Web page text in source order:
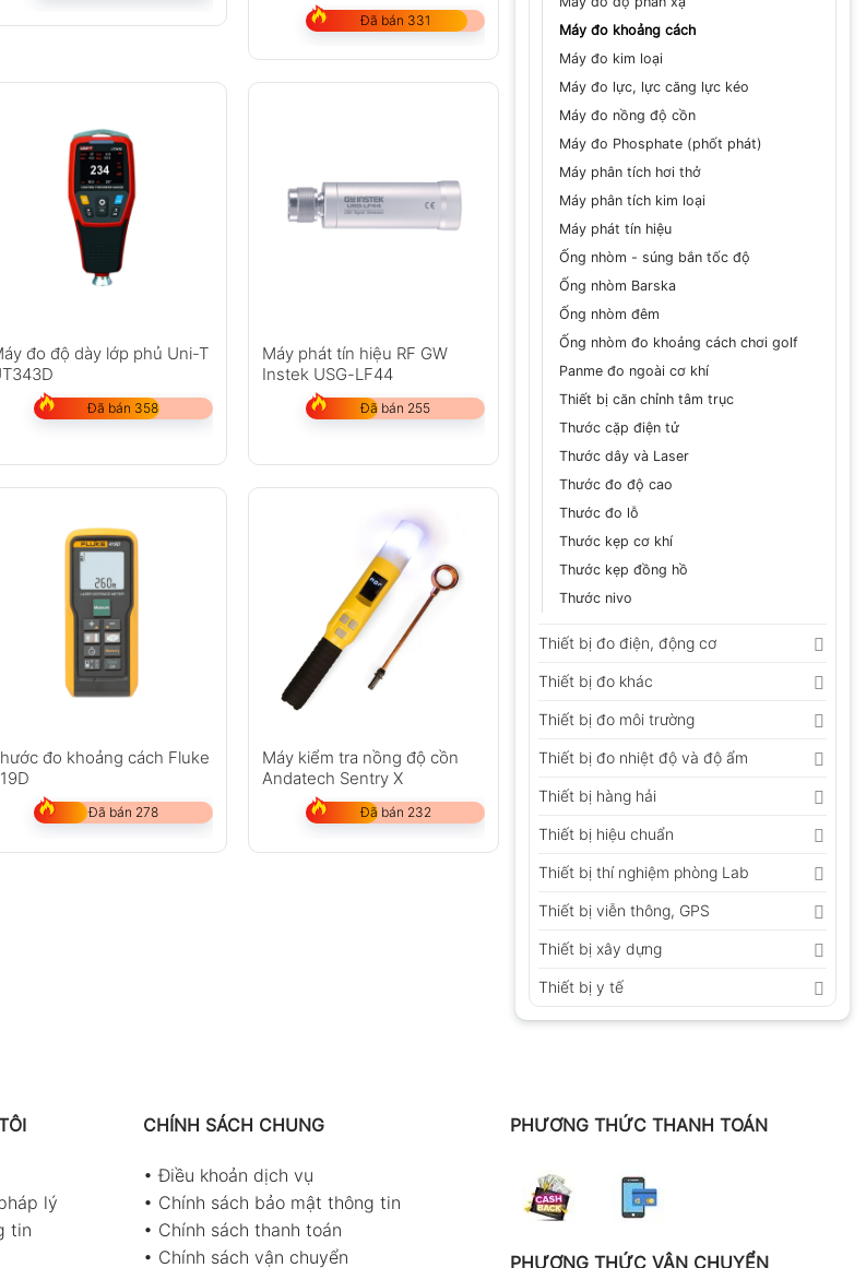
Máy đo khoảng cách
Máy đo kim loại
Máy đo lực, lực căng lực kéo
Máy đo nồng độ cồn
Máy đo Phosphate (phốt phát)
Máy phân tích hơi thở
Máy phân tích kim loại
Máy phát tín hiệu
Ống nhòm - súng bắn tốc độ
Ống nhòm Barska
Ống nhòm đêm
Ống nhòm đo khoảng cách chơi golf
Panme đo ngoài cơ khí
Thiết bị căn chỉnh tâm trục
Thước cặp điện tử
Thước dây và Laser
Thước đo độ cao
Thước đo lỗ
Thước kẹp cơ khí
Thước kẹp đồng hồ
Thước nivo
Thiết bị đo điện, động cơ
Thiết bị đo khác
Thiết bị đo môi trường
Thiết bị đo nhiệt độ và độ ẩm
Thiết bị hàng hải
Thiết bị hiệu chuẩn
Thiết bị thí nghiệm phòng Lab
Thiết bị viễn thông, GPS
Thiết bị xây dựng
Thiết bị y tế
Đã bán 331
đo độ dày lớp phủ Uni-T
Đã bán 358
Máy phát tín hiệu RF GW
Instek USG-LF44
Đã bán 255
đo khoảng cách Fluke
Đã bán 278
Máy kiểm tra nồng độ cồn
Andatech Sentry X
Đã bán 232
lý
tin
CHÍNH SÁCH CHUNG
•Điều khoản dịch vụ
• Chính sách bảo mật thông tin
• Chính sách thanh toán
• Chính sách vận chuyển
PHƯƠNG THỨC THANH TOÁN
PHƯƠNG THỨC VẬN CHUYỂN